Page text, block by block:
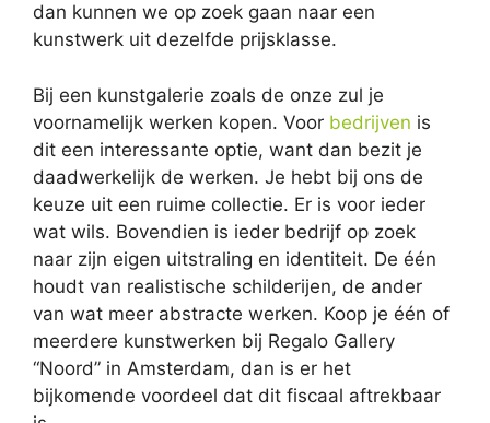
dan kunnen we op zoek gaan naar een
kunstwerk uit dezelfde prijsklasse.
Bij een kunstgalerie zoals de onze zul je
voornamelijk werken kopen. Voor bedrijven is
dit een interessante optie, want dan bezit je
daadwerkelijk de werken. Je hebt bij ons de
keuze uit een ruime collectie. Er is voor ieder
wat wils. Bovendien is ieder bedrijf op zoek
naar zijn eigen uitstraling en identiteit. De één
houdt van realistische schilderijen, de ander
van wat meer abstracte werken. Koop je één of
meerdere kunstwerken bij Regalo Gallery
“Noord” in Amsterdam, dan is er het
bijkomende voordeel dat dit fiscaal aftrekbaar